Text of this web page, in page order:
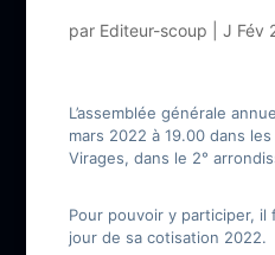
par Editeur-scoup J Fév
L’assemblée générale
mars 2022 à 19.00 dans
Virages, dans le 2°
Pour pouvoir y participer,
jour de sa cotisation 2022.